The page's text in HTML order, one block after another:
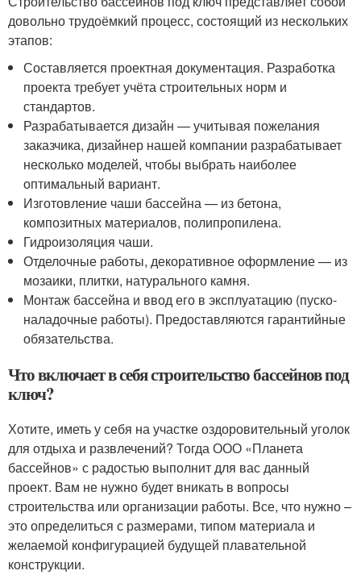
довольно трудоёмкий процесс, состоящий из нескольких
этапов:
Составляется проектная документация. Разработка
проекта требует учёта строительных норм и
стандартов.
Разрабатывается дизайн — учитывая пожелания
заказчика, дизайнер нашей компании разрабатывает
несколько моделей, чтобы выбрать наиболее
оптимальный вариант.
Изготовление чаши бассейна — из бетона,
композитных материалов, полипропилена.
Гидроизоляция чаши.
Отделочные работы, декоративное оформление — из
мозаики, плитки, натурального камня.
Монтаж бассейна и ввод его в эксплуатацию (пуско-
наладочные работы). Предоставляются гарантийные
обязательства.
Что включает в себя строительство бассейнов под
ключ?
Хотите, иметь у себя на участке оздоровительный уголок
для отдыха и развлечений? Тогда ООО «Планета
бассейнов» с радостью выполнит для вас данный
проект. Вам не нужно будет вникать в вопросы
строительства или организации работы. Все, что нужно –
это определиться с размерами, типом материала и
желаемой конфигурацией будущей плавательной
конструкции.